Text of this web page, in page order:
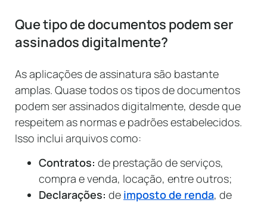
Que tipo de documentos podem ser
assinados digitalmente?
As aplicações de assinatura são bastante
amplas. Quase todos os tipos de documentos
podem ser assinados digitalmente, desde que
respeitem as normas e padrões estabelecidos.
Isso inclui arquivos como:
Contratos: de prestação de serviços,
compra e venda, locação, entre outros;
Declarações: de imposto de renda, de